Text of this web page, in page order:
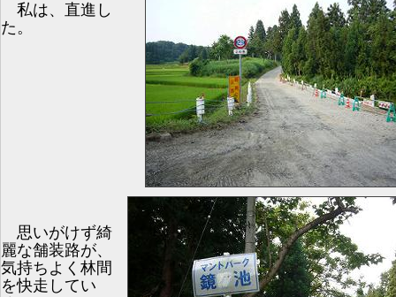
私は、直進し
た。
思いがけず綺
麗な舗装路が、
気持ちよく林間
を快走してい